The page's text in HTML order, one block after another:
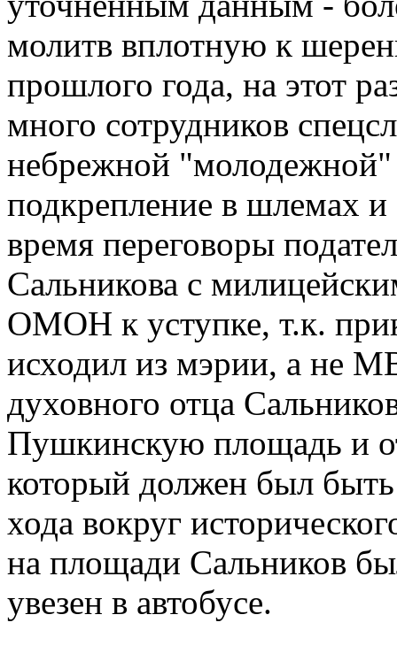
молитв вплотную к
прошлого года, на этот
много сотрудников
небрежной "молодежной"
подкрепление в шлемах
время переговоры
Сальникова с
ОМОН к уступке, т.к.
исходил из мэрии, а не
духовного отца
Пушкинскую площадь и
который должен был
хода вокруг
на площади Сальников
увезен в автобусе.